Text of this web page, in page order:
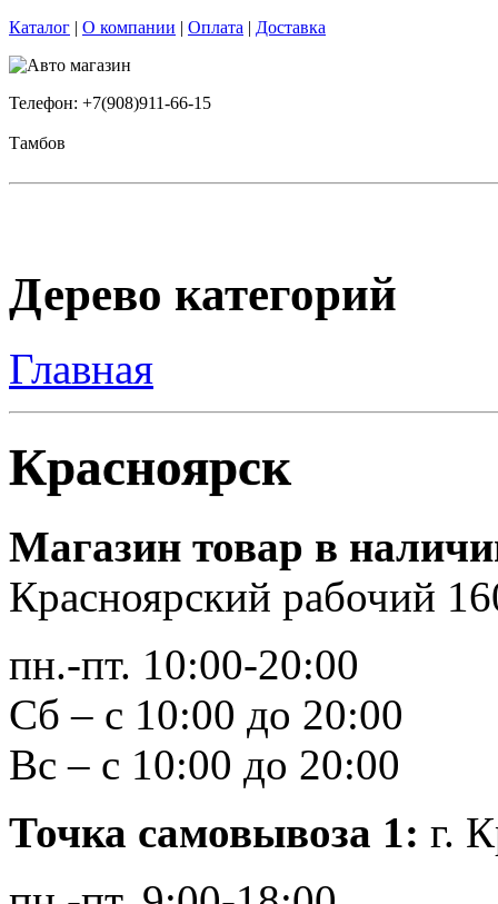
Каталог | О компании | Оплата | Доставка
Телефон: +7(908)911-66-15
Тамбов
Дерево категорий
Главная
Красноярск
Магазин товар в
Красноярский рабочий
пн.-пт. 10:00-20:00
Сб – с 10:00 до 20:00
Вс – с 10:00 до 20:00
Точка самовывоза 1: г.